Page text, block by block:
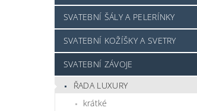
SVATEBNÍ ŠÁLY A PELERÍNKY
SVATEBNÍ KOŽÍŠKY A SVETRY
SVATEBNÍ ZÁVOJE
ŘADA LUXURY
krátké